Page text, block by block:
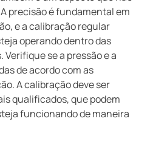
precisão é fundamental em
e a calibração regular
operando dentro das
se a pressão e a
de acordo com as
A calibração deve ser
qualificados, que podem
funcionando de maneira